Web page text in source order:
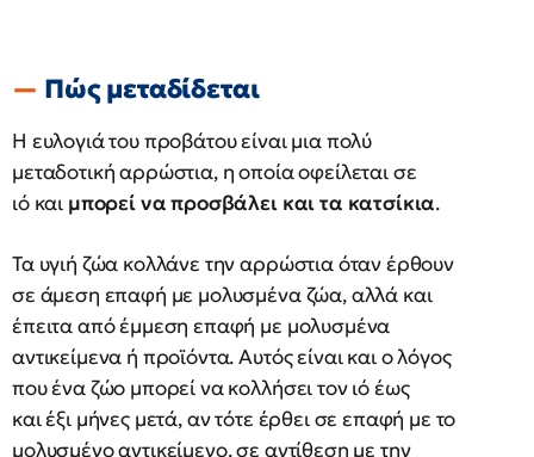
Πώς μεταδίδεται
Η ευλογιά του προβάτου είναι μια πολύ
μεταδοτική αρρώστια, η οποία οφείλεται σε
ιό και μπορεί να προσβάλει και τα κατσίκια.
Τα υγιή ζώα κολλάνε την αρρώστια όταν έρθουν
σε άμεση επαφή με μολυσμένα ζώα, αλλά και
έπειτα από έμμεση επαφή με μολυσμένα
αντικείμενα ή προϊόντα. Αυτός είναι και ο λόγος
που ένα ζώο μπορεί να κολλήσει τον ιό έως
και έξι μήνες μετά, αν τότε έρθει σε επαφή με το
μολυσμένο αντικείμενο, σε αντίθεση με την